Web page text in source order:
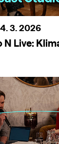
3. 2026
N Live: